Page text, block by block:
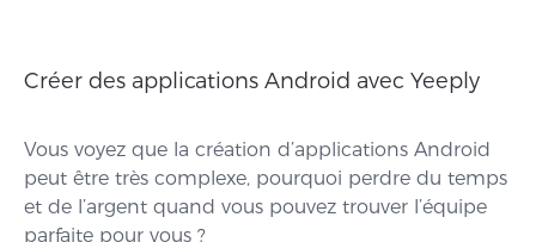
Créer des applications Android avec Yeeply
Vous voyez que la création d’applications Android
peut être très complexe, pourquoi perdre du temps
et de l’argent quand vous pouvez trouver l’équipe
parfaite pour vous ?